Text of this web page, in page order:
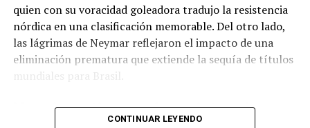
ellas 169.000 niños). Hasta el momento, ha
distribuido más de 82 toneladas métricas de
suministros médicos, potabilizadores de agua y
kits infantiles.
de francos suizos y 100.000 euros,
un desafío de ingeniería criogénica.
Protocolo de seguridad:
Se aíslan los sectores
de alto vacío y se verifican los sistemas de
quien con su voracidad goleadora tradujo la resistencia
nórdica en una clasificación memorable.Del otro lado,
las lágrimas de Neymar reflejaron el impacto de una
eliminación prematura que extiende la sequía de títulos
mundiales para Brasil.
Un primer tiempo de resistencia y un
CONTINUAR LEYENDO